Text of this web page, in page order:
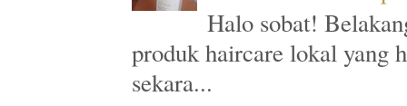
Halo sobat!
produk haircare lokal yang
sekara...